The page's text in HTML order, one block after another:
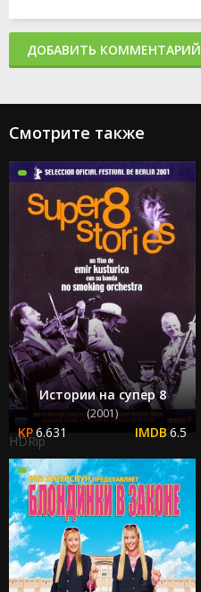
ДОБАВИТЬ КОММЕНТАРИЙ
Смотрите также
Истории на супер 8
(2001)
6.631 6.5
HDRip